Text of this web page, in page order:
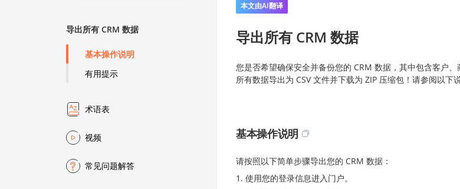
导出所有 CRM 数据
基本操作说明
有用提示
术语表
视频
常见问题解答
本文由AI翻译
导出所有 CRM 数据
您是否希望确保安全并备份您的 CRM 数据，其中包含客户
所有数据导出为 CSV 文件并下载为 ZIP 压缩包！请参阅以下说
基本操作说明
请按照以下简单步骤导出您的 CRM 数据：
使用您的登录信息进入门户。